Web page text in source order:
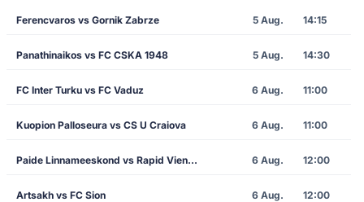
Ferencvaros vs Gornik Zabrze 5 Aug. 14:15
Panathinaikos vs FC CSKA 1948 5 Aug. 14:30
FC Inter Turku vs FC Vaduz 6 Aug. 11:00
Kuopion Palloseura vs CS U Craiova 6 Aug. 11:00
Paide Linnameeskond vs Rapid Vienna 6 Aug. 12:00
Artsakh vs FC Sion 6 Aug. 12:00